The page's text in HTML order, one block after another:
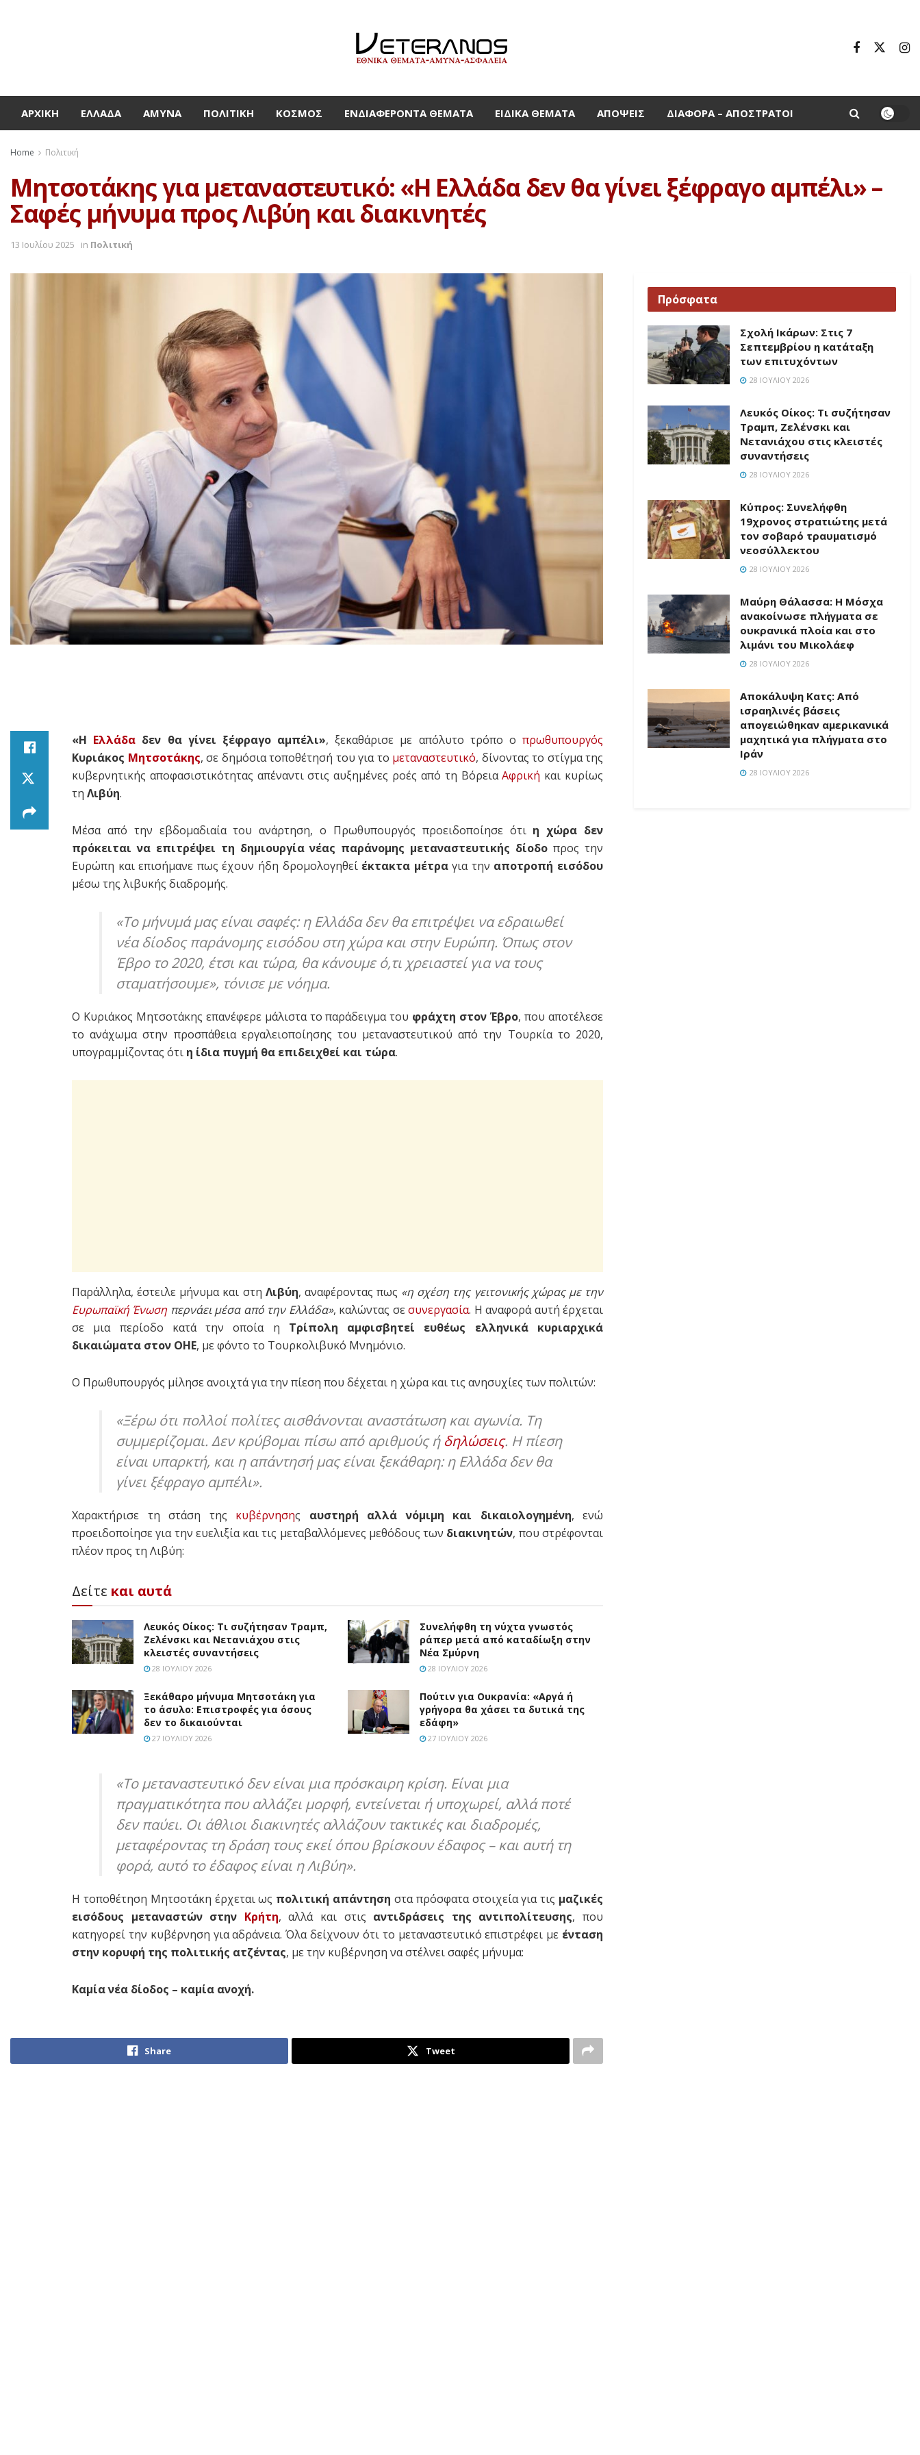
ΑΡΧΙΚΉ ΕΛΛΆΔΑ ΆΜΥΝΑ ΠΟΛΙΤΙΚΉ ΚΌΣΜΟΣ ΕΝΔΙΑΦΈΡΟΝΤΑ ΘΈΜΑΤΑ ΕΙΔΙΚΆ ΘΈΜΑΤΑ ΑΠΌΨΕΙΣ ΔΙΆΦΟΡΑ – ΑΠΌΣΤΡΑΤΟΙ
Home Πολιτική
Μητσοτάκης για μεταναστευτικό: «Η Ελλάδα δεν θα γίνει ξέφραγο αμπέλι» –
Σαφές μήνυμα προς Λιβύη και διακινητές
13 Ιουλίου 2025 in Πολιτική
«Η Ελλάδα δεν θα γίνει ξέφραγο αμπέλι», ξεκαθάρισε με απόλυτο τρόπο οπρωθυπουργός
Κυριάκος Μητσοτάκης, σε δημόσια τοποθέτησή του για το μεταναστευτικό, δίνοντας το στίγμα της
κυβερνητικής αποφασιστικότητας απέναντι στις αυξημένες ροές από τη ΒόρειαΑφρική και κυρίως
τη Λιβύη.
Μέσα από την εβδομαδιαία του ανάρτηση, ο Πρωθυπουργός προειδοποίησε ότι η χώρα δεν
πρόκειται να επιτρέψει τη δημιουργία νέας παράνομης μεταναστευτικής δίοδο προς την
Ευρώπη και επισήμανε πως έχουν ήδη δρομολογηθεί έκτακτα μέτραγια την αποτροπή εισόδου
μέσω της λιβυκής διαδρομής.
«Το μήνυμά μας είναι σαφές: η Ελλάδα δεν θα επιτρέψει να εδραιωθεί
νέα δίοδος παράνομης εισόδου στη χώρα και στην Ευρώπη. Όπως στον
Έβρο το 2020, έτσι και τώρα, θα κάνουμε ό,τι χρειαστεί για να τους
σταματήσουμε», τόνισε με νόημα.
Ο Κυριάκος Μητσοτάκης επανέφερε μάλιστα το παράδειγμα του φράχτη στον Έβρο, που αποτέλεσε
το ανάχωμα στην προσπάθεια εργαλειοποίησης του μεταναστευτικού από την Τουρκία το 2020,
υπογραμμίζοντας ότι η ίδια πυγμή θα επιδειχθεί και τώρα.
Παράλληλα, έστειλε μήνυμα και στη Λιβύη, αναφέροντας πως «η σχέση της γειτονικής χώρας με την
Ευρωπαϊκή Ένωση περνάει μέσα από την Ελλάδα», καλώντας σεσυνεργασία. Η αναφορά αυτή έρχεται
σε μια περίοδο κατά την οποία η Τρίπολη αμφισβητεί ευθέως ελληνικά κυριαρχικά
δικαιώματα στον ΟΗΕ, με φόντο το Τουρκολιβυκό Μνημόνιο.
Ο Πρωθυπουργός μίλησε ανοιχτά για την πίεση που δέχεται η χώρα και τις ανησυχίες των πολιτών:
«Ξέρω ότι πολλοί πολίτες αισθάνονται αναστάτωση και αγωνία. Τη
συμμερίζομαι. Δεν κρύβομαι πίσω από αριθμούς ή δηλώσεις. Η πίεση
είναι υπαρκτή, και η απάντησή μας είναι ξεκάθαρη: η Ελλάδα δεν θα
γίνει ξέφραγο αμπέλι».
Χαρακτήρισε τη στάση της κυβέρνησης αυστηρή αλλά νόμιμη και δικαιολογημένη, ενώ
προειδοποίησε για την ευελιξία και τις μεταβαλλόμενες μεθόδους των διακινητών, που στρέφονται
πλέον προς τη Λιβύη:
Δείτε και αυτά
Λευκός Οίκος: Τι συζήτησαν Τραμπ,
Ζελένσκι και Νετανιάχου στις
κλειστές συναντήσεις
28 ΙΟΥΛΊΟΥ 2026
Συνελήφθη τη νύχτα γνωστός
ράπερ μετά από καταδίωξη στην
Νέα Σμύρνη
28 ΙΟΥΛΊΟΥ 2026
Ξεκάθαρο μήνυμα Μητσοτάκη για
το άσυλο: Επιστροφές για όσους
δεν το δικαιούνται
27 ΙΟΥΛΊΟΥ 2026
Πούτιν για Ουκρανία: «Αργά ή
γρήγορα θα χάσει τα δυτικά της
εδάφη»
27 ΙΟΥΛΊΟΥ 2026
«Το μεταναστευτικό δεν είναι μια πρόσκαιρη κρίση. Είναι μια
πραγματικότητα που αλλάζει μορφή, εντείνεται ή υποχωρεί, αλλά ποτέ
δεν παύει. Οι άθλιοι διακινητές αλλάζουν τακτικές και διαδρομές,
μεταφέροντας τη δράση τους εκεί όπου βρίσκουν έδαφος – και αυτή τη
φορά, αυτό το έδαφος είναι η Λιβύη».
Η τοποθέτηση Μητσοτάκη έρχεται ως πολιτική απάντηση στα πρόσφατα στοιχεία για τις μαζικές
εισόδους μεταναστών στην Κρήτη, αλλά και στις αντιδράσεις της αντιπολίτευσης, που
κατηγορεί την κυβέρνηση για αδράνεια. Όλα δείχνουν ότι το μεταναστευτικό επιστρέφει με ένταση
στην κορυφή της πολιτικής ατζέντας, με την κυβέρνηση να στέλνει σαφές μήνυμα:
Καμία νέα δίοδος – καμία ανοχή.
Share Tweet
Πρόσφατα
Σχολή Ικάρων: Στις 7
Σεπτεμβρίου η κατάταξη
των επιτυχόντων
28 ΙΟΥΛΊΟΥ 2026
Λευκός Οίκος: Τι συζήτησαν
Τραμπ, Ζελένσκι και
Νετανιάχου στις κλειστές
συναντήσεις
28 ΙΟΥΛΊΟΥ 2026
Κύπρος: Συνελήφθη
19χρονος στρατιώτης μετά
τον σοβαρό τραυματισμό
νεοσύλλεκτου
28 ΙΟΥΛΊΟΥ 2026
Μαύρη Θάλασσα: Η Μόσχα
ανακοίνωσε πλήγματα σε
ουκρανικά πλοία και στο
λιμάνι του Μικολάεφ
28 ΙΟΥΛΊΟΥ 2026
Αποκάλυψη Κατς: Από
ισραηλινές βάσεις
απογειώθηκαν αμερικανικά
μαχητικά για πλήγματα στο
Ιράν
28 ΙΟΥΛΊΟΥ 2026